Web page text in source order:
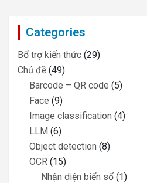
Categories
Bổ trợ kiến thức (29)
Chủ đề (49)
Barcode – QR code (5)
Face (9)
Image classification (4)
LLM (6)
Object detection (8)
OCR (15)
Nhận diện biển số (1)